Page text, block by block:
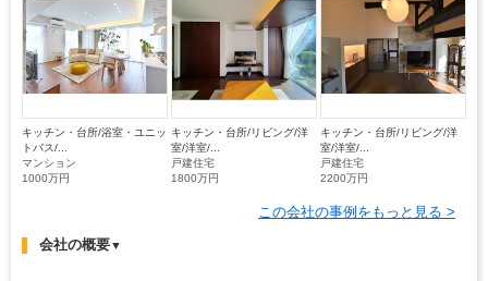
キッチン・台所/浴室・ユニッ
トバス/...
マンション
1000万円
キッチン・台所/リビング/洋
室/洋室/...
戸建住宅
1800万円
キッチン・台所/リビング/洋
室/洋室/...
戸建住宅
2200万円
この会社の事例をもっと見る >
会社の概要▼